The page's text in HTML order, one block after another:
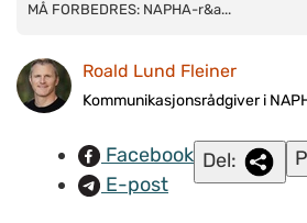
MÅ FORBEDRES: NAPHA-rådgiverne
tvangsbegrensningslovikke kan
form. FOTO: Roald Lund Fleiner / napha.no
MÅ FORBEDRES: NAPHA-r&a...
Roald Lund Fleiner
Kommunikasjonsrådgiver i
Facebook
E-post
Del: